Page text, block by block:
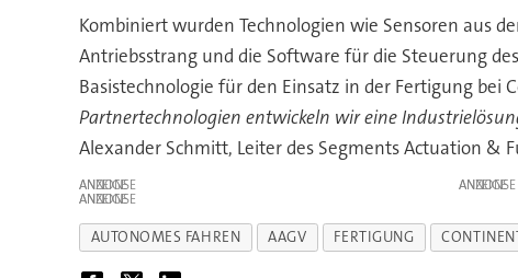
Kombiniert wurden Technologien wie Sensoren aus
Antriebsstrang und die Software für die Steuerung
Basistechnologie für den Einsatz in der Fertigung
Partnertechnologien entwickeln wir eine
Alexander Schmitt, Leiter des Segments Actuation &
ANZEIGE ANZEIGE
ANZEIGE
AUTONOMES FAHREN AAGV FERTIGUNG